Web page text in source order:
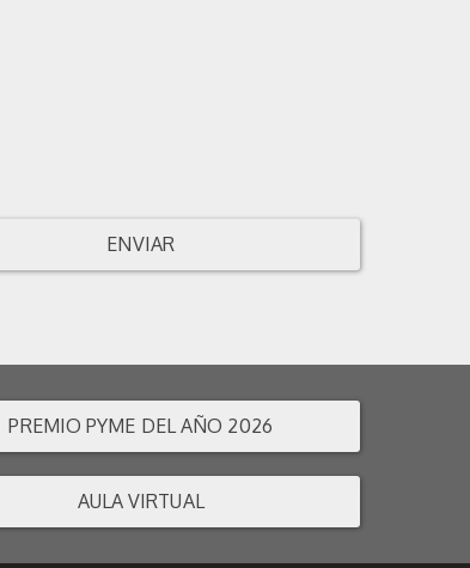
ENVIAR
PREMIO PYME DEL AÑO 2026
AULA VIRTUAL